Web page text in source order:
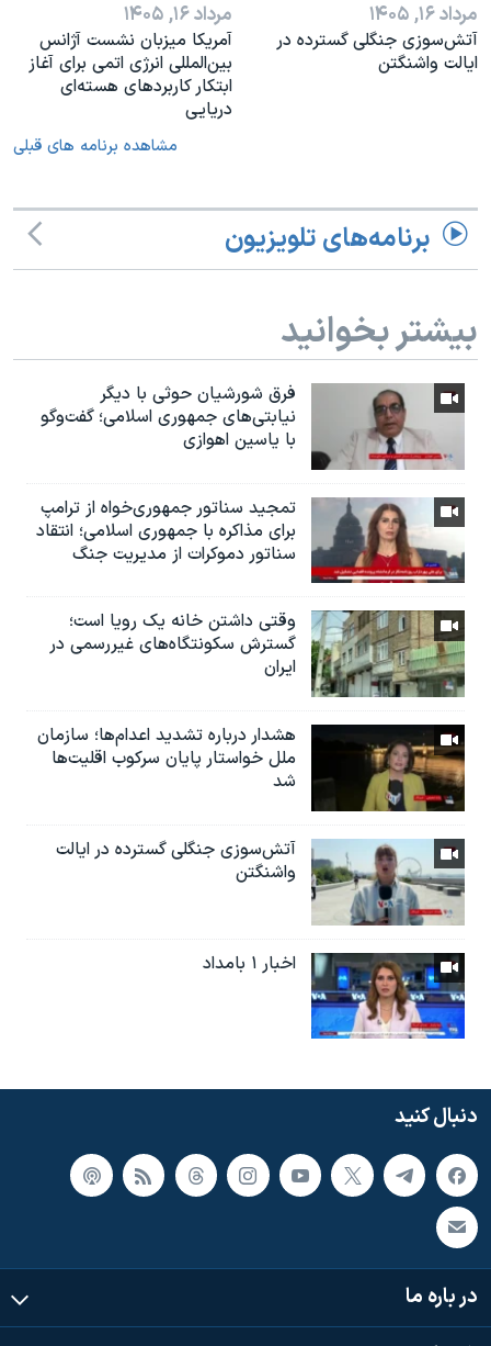
مرداد ۱۶, ۱۴۰۵
آتش‌سوزی جنگلی گسترده در
ایالت واشنگتن
مرداد ۱۶, ۱۴۰۵
آمریکا میزبان نشست آژانس
بین‌المللی انرژی اتمی برای آغاز
ابتکار کاربردهای هسته‌ای
دریایی
مشاهده برنامه های قبلی
برنامه‌های تلویزیون
بیشتر بخوانید
فرق شورشیان حوثی با دیگر
نیابتی‌های جمهوری اسلامی؛ گفت‌وگو
با یاسین اهوازی
تمجید سناتور جمهوری‌خواه از ترامپ
برای مذاکره با جمهوری اسلامی؛ انتقاد
سناتور دموکرات از مدیریت جنگ
وقتی داشتن خانه یک رویا است؛
گسترش سکونتگاه‌های غیررسمی در
ایران
هشدار درباره تشدید اعدام‌ها؛ سازمان
ملل خواستار پایان سرکوب اقلیت‌ها
شد
آتش‌سوزی جنگلی گسترده در ایالت
واشنگتن
اخبار ۱ بامداد
دنبال کنید
در باره ما